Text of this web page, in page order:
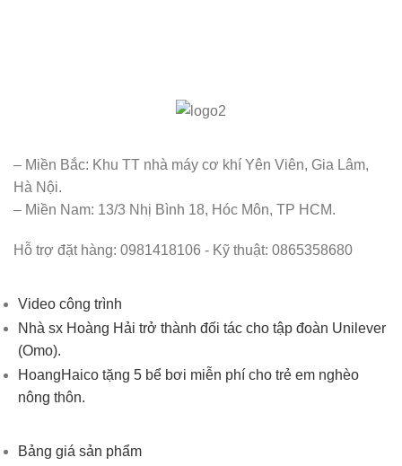
– Miền Bắc: Khu TT nhà máy cơ khí Yên Viên, Gia Lâm,
Hà Nội.
– Miền Nam: 13/3 Nhị Bình 18, Hóc Môn, TP HCM.
Hỗ trợ đặt hàng: 0981418106 - Kỹ thuật: 0865358680
Video công trình
Nhà sx Hoàng Hải trở thành đối tác cho tập đoàn Unilever
(Omo).
HoangHaico tặng 5 bể bơi miễn phí cho trẻ em nghèo
nông thôn.
Bảng giá sản phẩm